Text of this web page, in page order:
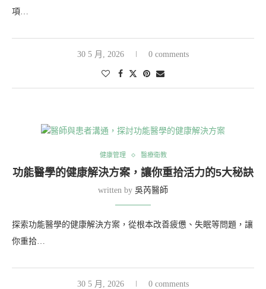
項…
30 5 月, 2026 0 comments
健康管理 醫療衛教
功能醫學的健康解決方案，讓你重拾活力的5大秘訣
written by 吳芮醫師
探索功能醫學的健康解決方案，從根本改善疲憊、失眠等問題，讓
你重拾…
30 5 月, 2026 0 comments